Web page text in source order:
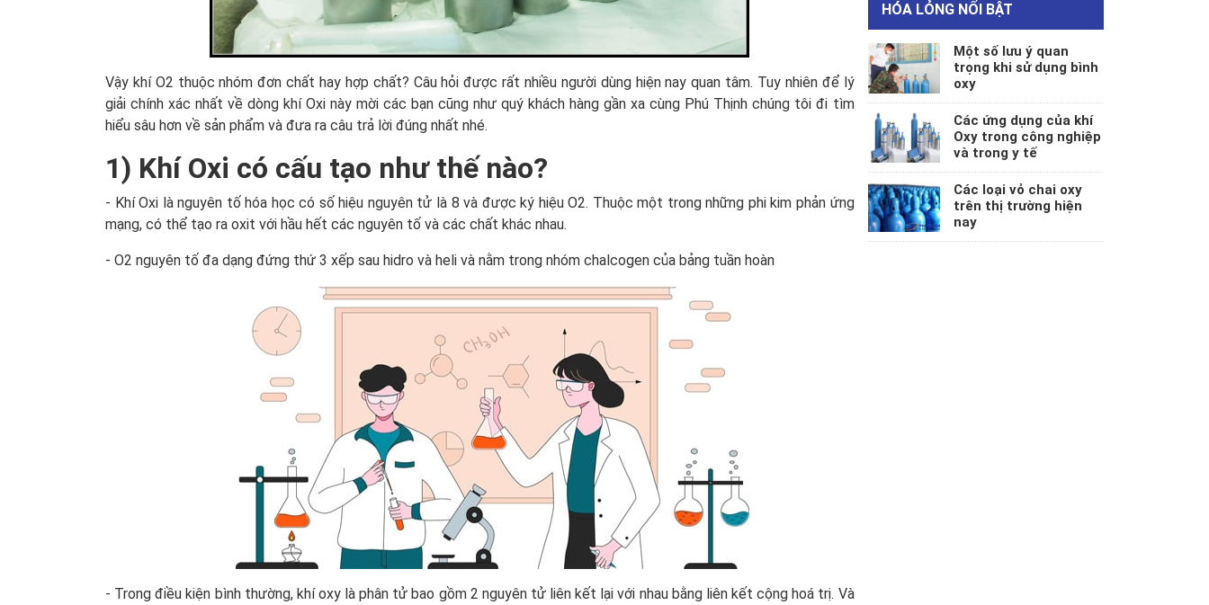
Vậy khí O2 thuộc nhóm đơn chất hay hợp chất? Câu hỏi được rất nhiều người dùng hiện nay quan tâm. Tuy nhiên để lý
giải chính xác nhất về dòng khí Oxi này mời các bạn cũng như quý khách hàng gần xa cùng Phú Thịnh chúng tôi đi tìm
hiểu sâu hơn về sản phẩm và đưa ra câu trả lời đúng nhất nhé.
1) Khí Oxi có cấu tạo như thế nào?
- Khí Oxi là nguyên tố hóa học có số hiệu nguyên tử là 8 và được ký hiệu O2. Thuộc một trong những phi kim phản ứng
mạng, có thể tạo ra oxit với hầu hết các nguyên tố và các chất khác nhau.
- O2 nguyên tố đa dạng đứng thứ 3 xếp sau hidro và heli và nằm trong nhóm chalcogen của bảng tuần hoàn
- Trong điều kiện bình thường, khí oxy là phân tử bao gồm 2 nguyên tử liên kết lại với nhau bằng liên kết cộng hoá trị. Và
HÓA LỎNG NỔI BẬT
Một số lưu ý quan
trọng khi sử dụng bình
oxy
Các ứng dụng của khí
Oxy trong công nghiệp
và trong y tế
Các loại vỏ chai oxy
trên thị trường hiện
nay